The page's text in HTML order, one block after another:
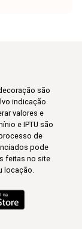
são
indicação
valores e
e IPTU são
de
pode
feitas no site
locação.